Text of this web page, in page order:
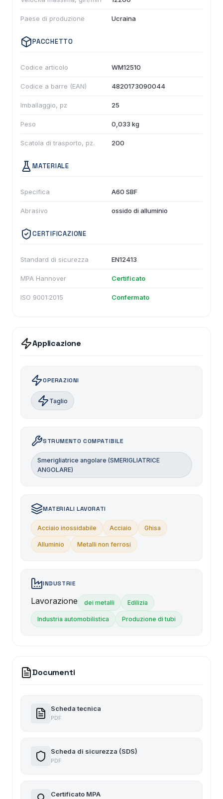
Paese di produzione Ucraina
PACCHETTO
Codice articolo WM12510
Codice a barre (EAN) 4820173090044
Imballaggio, pz 25
Peso 0,033 kg
Scatola di trasporto, pz. 200
MATERIALE
Specifica A60 SBF
Abrasivo ossido di alluminio
CERTIFICAZIONE
Standard di sicurezza EN12413
MPA Hannover Certificato
ISO 9001:2015 Confermato
Applicazione
OPERAZIONI
Taglio
STRUMENTO COMPATIBILE
Smerigliatrice angolare (SMERIGLIATRICE
ANGOLARE)
MATERIALI LAVORATI
Acciaio inossidabile Acciaio Ghisa
Alluminio Metalli non ferrosi
INDUSTRIE
Lavorazione dei metalli Edilizia
Industria automobilistica Produzione di tubi
Documenti
Scheda tecnica
PDF
Scheda di sicurezza (SDS)
PDF
Certificato MPA